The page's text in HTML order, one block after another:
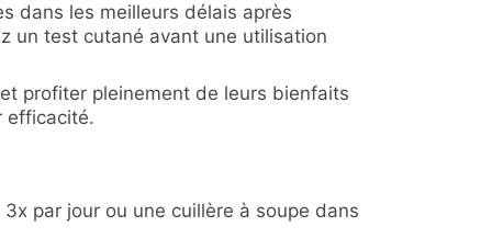
dans les meilleurs délais après
un test cutané avant une utilisation
profiter pleinement de leurs bienfaits
efficacité.
par jour ou une cuillère à soupe dans